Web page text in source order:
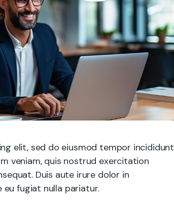
elit, sed do eiusmod tempor incididunt
veniam, quis nostrud exercitation
Duis aute irure dolor in
fugiat nulla pariatur.